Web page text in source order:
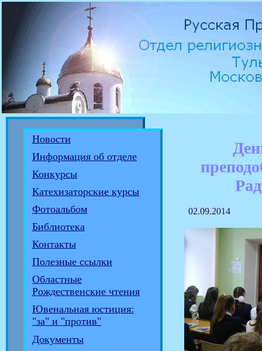
Новости
Информация об отделе
Конкурсы
Катехизаторские курсы
Фотоальбом
Библиотека
Контакты
Полезные ссылки
Областные
Рождественские чтения
Ювенальная юстиция:
"за" и "против"
Документы
02.09.2014